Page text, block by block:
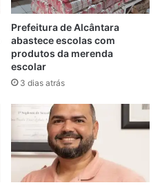
Prefeitura de Alcântara
abastece escolas com
produtos da merenda
escolar
3 dias atrás